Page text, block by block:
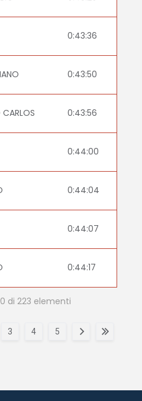
0:43:36
0:43:50
CARLOS 0:43:56
0:44:00
0:44:04
0:44:07
0:44:17
di 223 elementi
3 4 5